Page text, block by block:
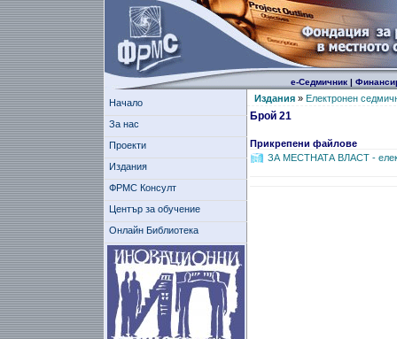
е-Седмичник|
Начало
За нас
Проекти
Издания
ФРМС Консулт
Център за обучение
Онлайн Библиотека
Издания» Електронен
Брой 21
Прикрепени файлове
ЗА МЕСТНАТА ВЛAСТ -